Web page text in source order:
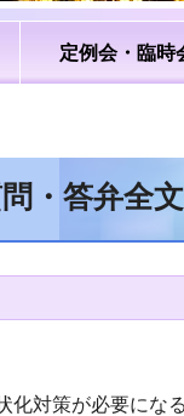
定例会・臨時
・答弁全文
対策が必要にな